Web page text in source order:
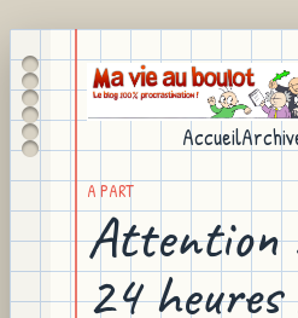
Accueil
A PART
Attention
24 heures